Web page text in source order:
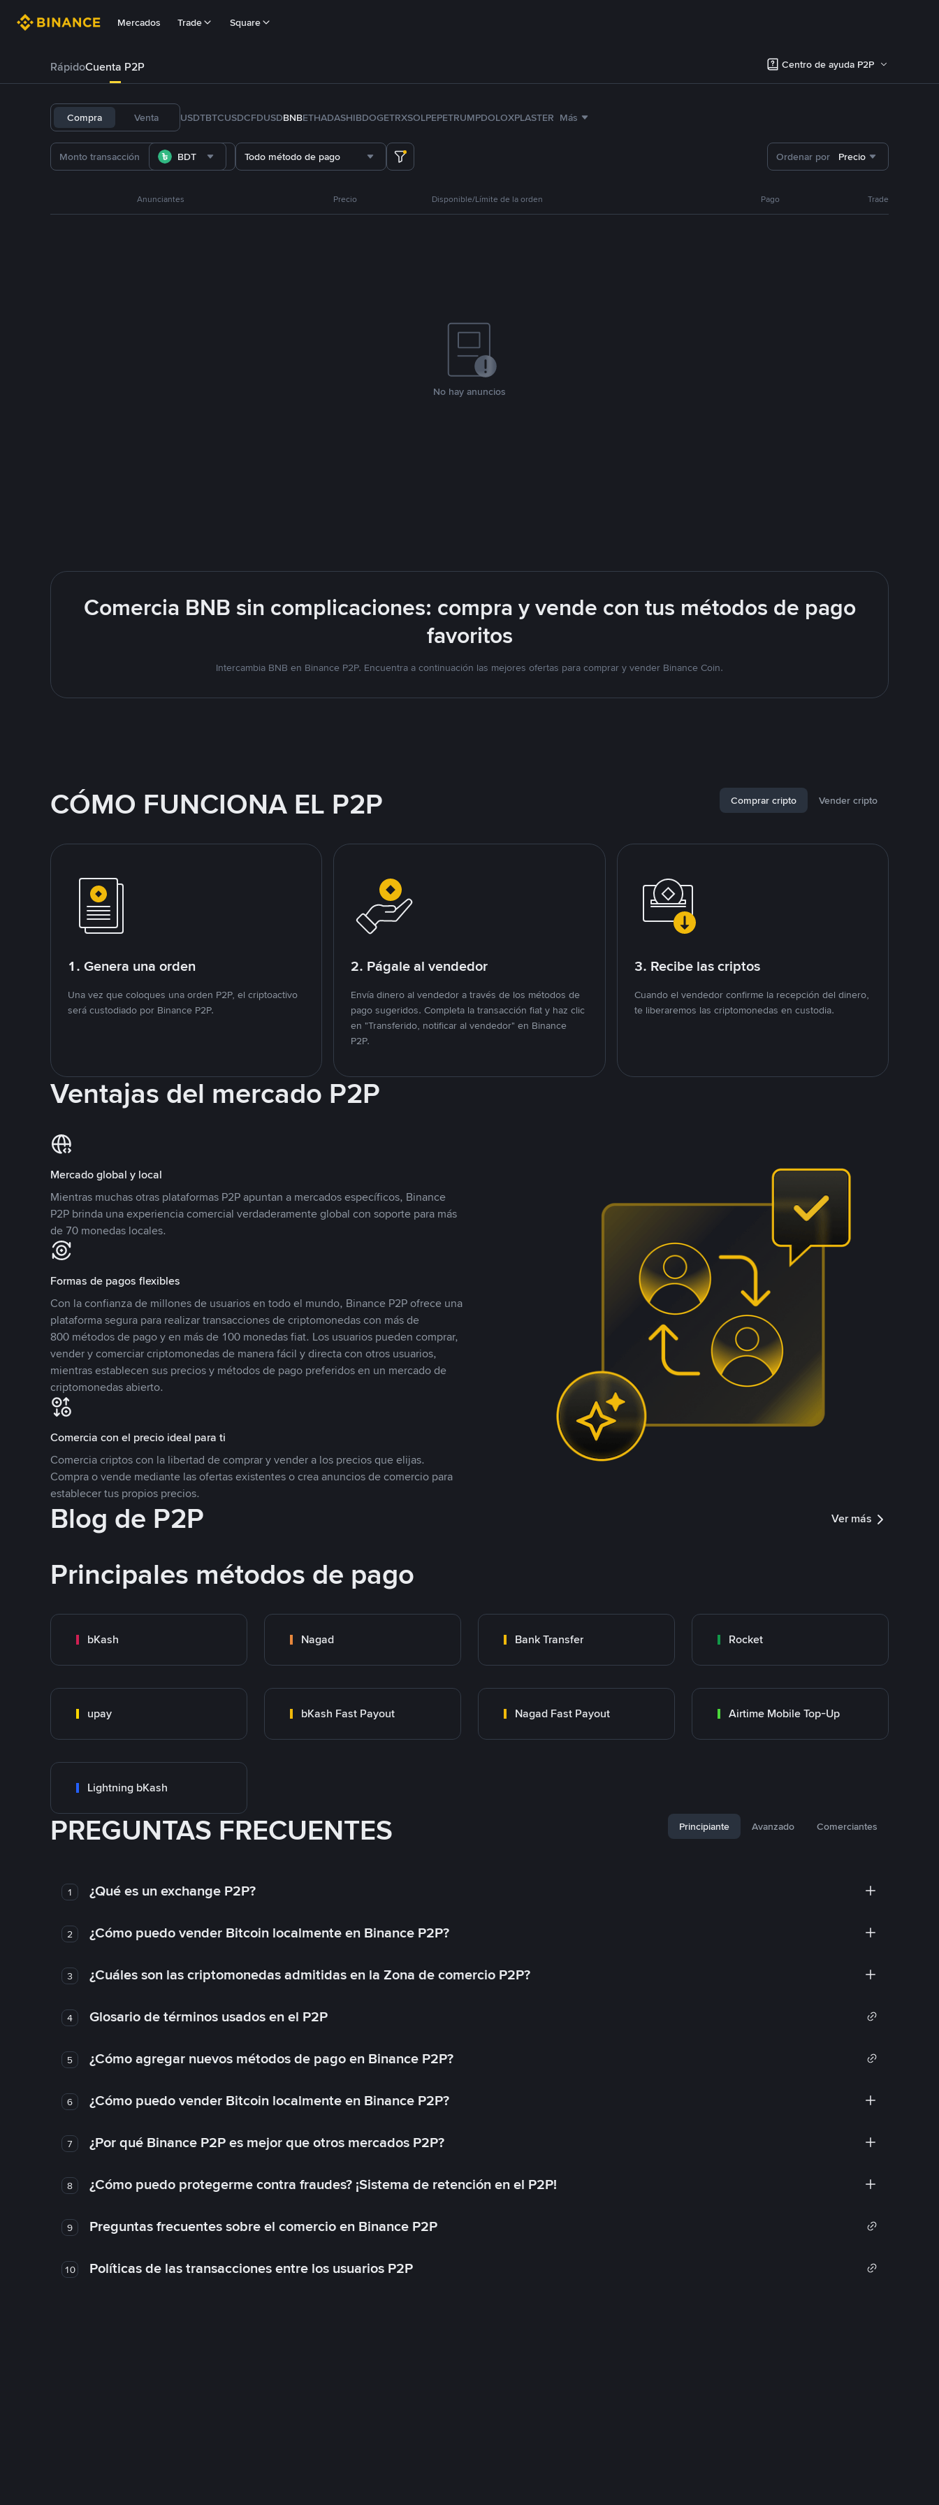
Mercados Trade Square
RápidoCuenta P2P Centro de ayuda P2P
Compra Venta USDTBTCUSDCFDUSDBNBETHADASHIBDOGETRXSOLPEPETRUMPDOLOXPLASTER Más
BDT Todo método de pago Ordenar por Precio
Anunciantes Precio Disponible/Límite de la orden Pago Trade
No hay anuncios
Comercia BNB sin complicaciones: compra y vende con tus métodos de pago
favoritos
Intercambia BNB en Binance P2P. Encuentra a continuación las mejores ofertas para comprar y vender Binance Coin.
CÓMO FUNCIONA EL P2P Comprar cripto Vender cripto
1. Genera una orden
Una vez que coloques una orden P2P, el criptoactivo
será custodiado por Binance P2P.
2. Págale al vendedor
Envía dinero al vendedor a través de los métodos de
pago sugeridos. Completa la transacción fiat y haz clic
en "Transferido, notificar al vendedor" en Binance
P2P.
3. Recibe las criptos
Cuando el vendedor confirme la recepción del dinero,
te liberaremos las criptomonedas en custodia.
Ventajas del mercado P2P
Mercado global y local
Mientras muchas otras plataformas P2P apuntan a mercados específicos, Binance
P2P brinda una experiencia comercial verdaderamente global con soporte para más
de 70 monedas locales.
Formas de pagos flexibles
Con la confianza de millones de usuarios en todo el mundo, Binance P2P ofrece una
plataforma segura para realizar transacciones de criptomonedas con más de
800 métodos de pago y en más de 100 monedas fiat. Los usuarios pueden comprar,
vender y comerciar criptomonedas de manera fácil y directa con otros usuarios,
mientras establecen sus precios y métodos de pago preferidos en un mercado de
criptomonedas abierto.
Comercia con el precio ideal para ti
Comercia criptos con la libertad de comprar y vender a los precios que elijas.
Compra o vende mediante las ofertas existentes o crea anuncios de comercio para
establecer tus propios precios.
Blog de P2P Ver más
Principales métodos de pago
bKash Nagad Bank Transfer Rocket
upay bKash Fast Payout Nagad Fast Payout Airtime Mobile Top-Up
Lightning bKash
PREGUNTAS FRECUENTES Principiante Avanzado Comerciantes
1 ¿Qué es un exchange P2P?
2 ¿Cómo puedo vender Bitcoin localmente en Binance P2P?
3 ¿Cuáles son las criptomonedas admitidas en la Zona de comercio P2P?
4 Glosario de términos usados en el P2P
5 ¿Cómo agregar nuevos métodos de pago en Binance P2P?
6 ¿Cómo puedo vender Bitcoin localmente en Binance P2P?
7 ¿Por qué Binance P2P es mejor que otros mercados P2P?
8 ¿Cómo puedo protegerme contra fraudes? ¡Sistema de retención en el P2P!
9 Preguntas frecuentes sobre el comercio en Binance P2P
10 Políticas de las transacciones entre los usuarios P2P